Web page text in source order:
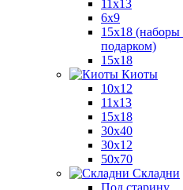
11x13
6x9
15х18 (наборы
подарком)
15x18
Киоты
10x12
11x13
15x18
30x40
30х12
50x70
Складни
Под старину